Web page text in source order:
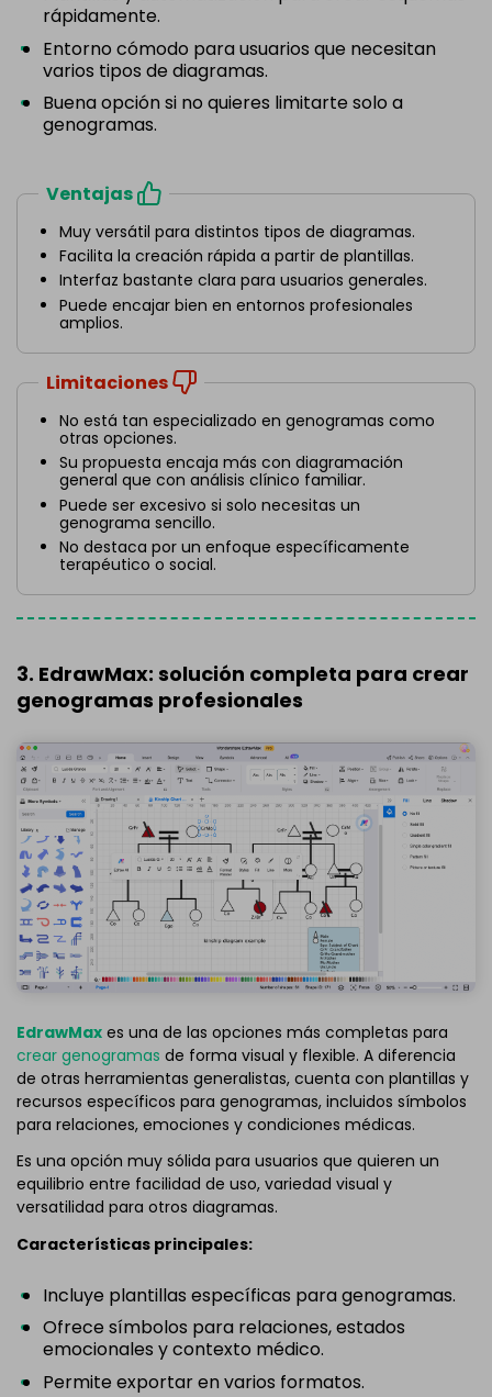
rápidamente.
Entorno cómodo para usuarios que necesitan
varios tipos de diagramas.
Buena opción si no quieres limitarte solo a
genogramas.
Ventajas
Muy versátil para distintos tipos de diagramas.
Facilita la creación rápida a partir de plantillas.
Interfaz bastante clara para usuarios generales.
Puede encajar bien en entornos profesionales
amplios.
Limitaciones
No está tan especializado en genogramas como
otras opciones.
Su propuesta encaja más con diagramación
general que con análisis clínico familiar.
Puede ser excesivo si solo necesitas un
genograma sencillo.
No destaca por un enfoque específicamente
terapéutico o social.
3. EdrawMax: solución completa para crear
genogramas profesionales
EdrawMax es una de las opciones más completas para
crear genogramas de forma visual y flexible. A diferencia
de otras herramientas generalistas, cuenta con plantillas y
recursos específicos para genogramas, incluidos símbolos
para relaciones, emociones y condiciones médicas.
Es una opción muy sólida para usuarios que quieren un
equilibrio entre facilidad de uso, variedad visual y
versatilidad para otros diagramas.
Características principales:
Incluye plantillas específicas para genogramas.
Ofrece símbolos para relaciones, estados
emocionales y contexto médico.
Permite exportar en varios formatos.